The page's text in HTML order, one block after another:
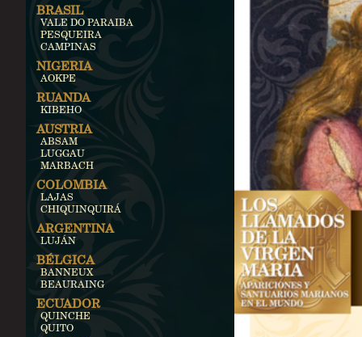
BRASIL
VALE DO PARAIBA
PESQUEIRA
CAMPINAS
NIGERIA
AOKPE
RUANDA
KIBEHO
AUSTRIA
ABSAM
LUGGAU
MARBACH
COLOMBIA
LAJAS
CHIQUINQUIRÁ
ARGENTINA
LUJÁN
BÉLGICA
BANNEUX
BEAURAING
ECUADOR
QUINCHE
QUITO